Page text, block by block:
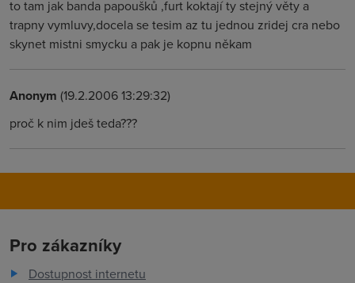
to tam jak banda papoušků ,furt koktají ty stejný věty a
trapny vymluvy,docela se tesim az tu jednou zridej cra nebo
skynet mistni smycku a pak je kopnu někam
Anonym (19.2.2006 13:29:32)
proč k nim jdeš teda???
Pro zákazníky
Dostupnost internetu